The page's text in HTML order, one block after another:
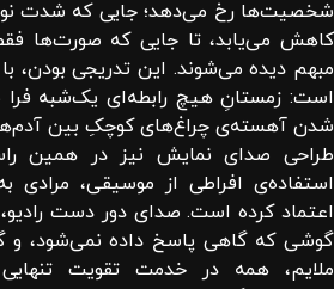
شخصیت‌ها رخ می‌دهد؛ جایی که شدت نور
کاهش می‌یابد، تا جایی که صورت‌ها
مبهم دیده می‌شوند. این تدریجی
است: زمستانِ هیچ رابطه‌ای یک‌شبه فرا
شدن آهسته‌ی چراغ‌های کوچکِ بین
طراحی صدای نمایش نیز در همین
استفاده‌ی افراطی از موسیقی،
اعتماد کرده است. صدای دور دست
گوشی که گاهی پاسخ داده نمی‌شود، و
ملایم، همه در خدمت تقویت